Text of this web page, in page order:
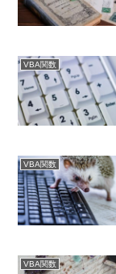
VBA関数
VBA関数
VBA関数